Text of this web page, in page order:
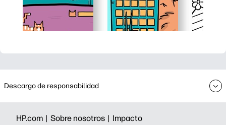
Descargo de responsabilidad
HP.com | Sobre nosotros | Impacto